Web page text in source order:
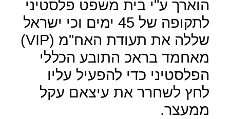
הוארך ע"י בית משפט פלסטיני
לתקופה של 45 ימים וכי ישראל
שללה את תעודת האח"מ (VIP
)
מאחמד בראכ התובע הכללי
הפלסטיני כדי להפעיל עליו
לחץ לשחרר את עיצאם עקל
ממעצר.